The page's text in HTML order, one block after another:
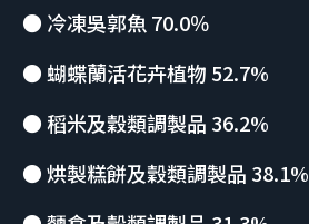
● 冷凍吳郭魚 70.0％
● 蝴蝶蘭活花卉植物 52.7%
● 稻米及穀類調製品 36.2%
● 烘製糕餅及穀類調製品 38.1%